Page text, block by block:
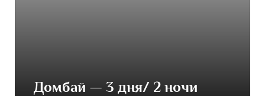
Домбай — 3 дня/ 2 ночи